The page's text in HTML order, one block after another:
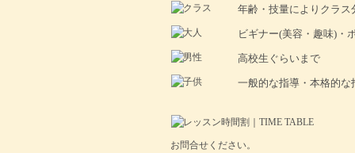
年齢・技量によりクラス
ビギナー(美容・趣味)・
高校生ぐらいまで
一般的な指導・本格的
お問合せください。